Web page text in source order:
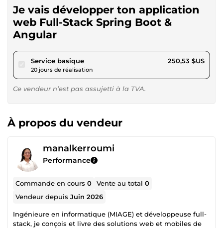
Je vais développer ton application
web Full-Stack Spring Boot &
Angular
Service basiquepour 230,90 $US
20 jours de réalisation
250,53 $US
Ce vendeur n’est pas assujetti à la TVA.
À propos du vendeur
manalkerroumi
Performance
Commande en cours0 Vente au total0
Vendeur depuisJuin 2026
Ingénieure en informatique (MIAGE) et développeuse full-
stack, je conçois et livre des solutions web et mobiles de